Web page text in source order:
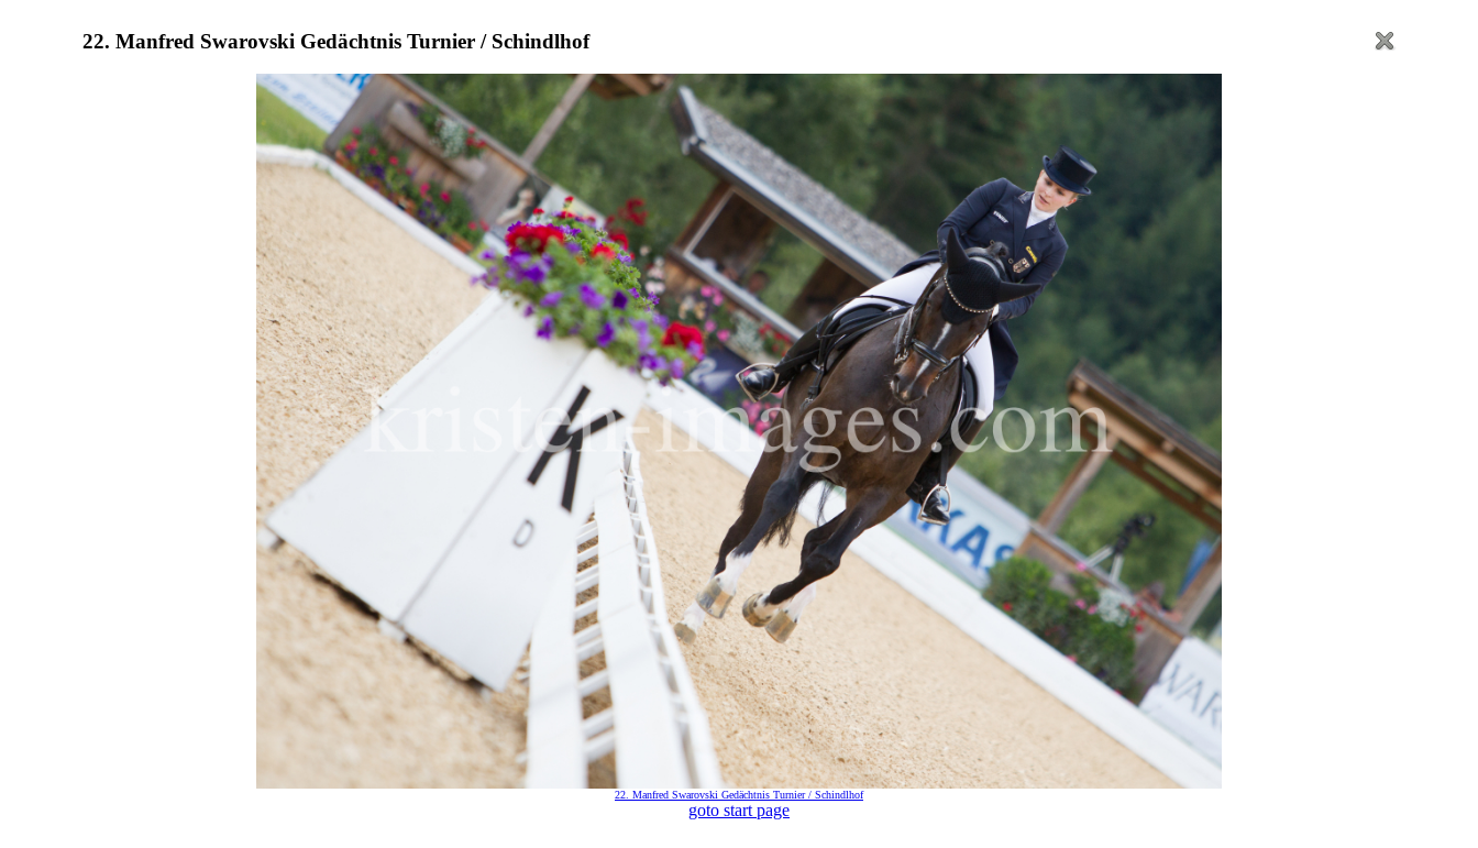
22. Manfred Swarovski Gedächtnis Turnier / Schindlhof
22. Manfred Swarovski Gedächtnis Turnier / Schindlhof
goto start page